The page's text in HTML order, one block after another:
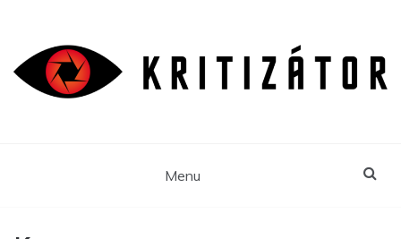
content
Menu